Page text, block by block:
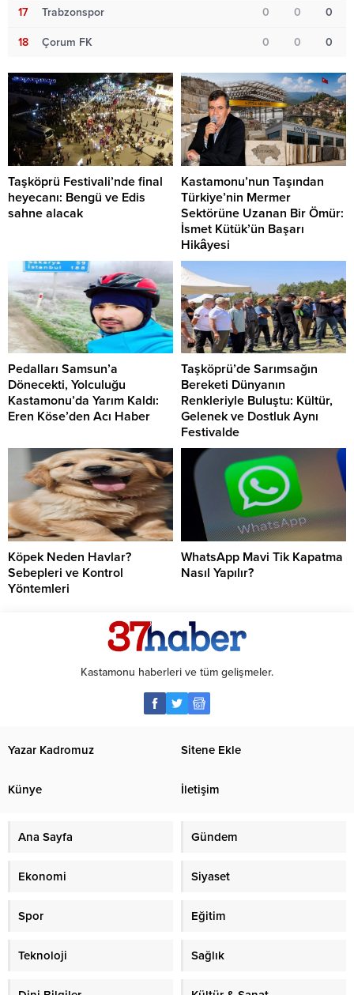
17 Trabzonspor 0 0 0
18 Çorum FK 0 0 0
Taşköprü Festivali’nde final
heyecanı: Bengü ve Edis
sahne alacak
Kastamonu’nun Taşından
Türkiye’nin Mermer
Sektörüne Uzanan Bir Ömür:
İsmet Kütük’ün Başarı
Hikâyesi
Pedalları Samsun’a
Dönecekti, Yolculuğu
Kastamonu’da Yarım Kaldı:
Eren Köse’den Acı Haber
Taşköprü’de Sarımsağın
Bereketi Dünyanın
Renkleriyle Buluştu: Kültür,
Gelenek ve Dostluk Aynı
Festivalde
Köpek Neden Havlar?
Sebepleri ve Kontrol
Yöntemleri
WhatsApp Mavi Tik Kapatma
Nasıl Yapılır?
Kastamonu haberleri ve tüm gelişmeler.
Yazar Kadromuz Sitene Ekle
Künye İletişim
Ana Sayfa Gündem
Ekonomi Siyaset
Spor Eğitim
Teknoloji Sağlık